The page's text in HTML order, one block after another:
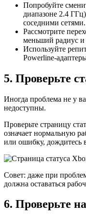
Попробуйте
диапазоне 2.4
соседними сетями.
Рассмотрите
меньший радиус и
Используйте
5. Проверьте
Иногда проблема не у
недоступны.
Проверьте страницу
означает нормальную
или ошибку, дождитесь
Совет: даже при
должна оставаться
6. Проверьте